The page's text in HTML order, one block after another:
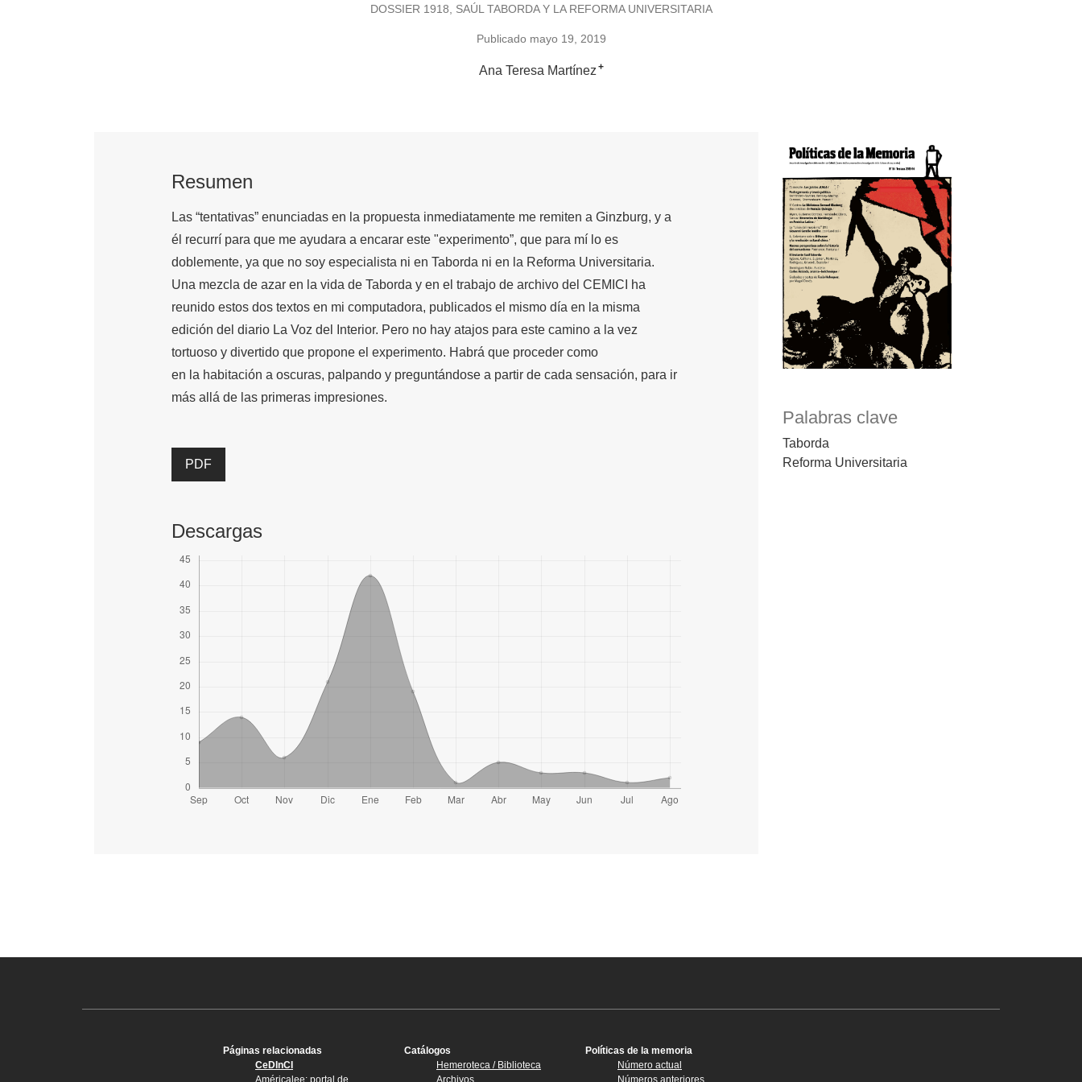
DOSSIER 1918, SAÚL TABORDA Y LA REFORMA UNIVERSITARIA
Publicado mayo 19, 2019
Ana Teresa Martínez +
Palabras clave
Taborda
Reforma Universitaria
Resumen
Las “tentativas” enunciadas en la propuesta inmediatamente me remiten a Ginzburg, y a
él recurrí para que me ayudara a encarar este "experimento”, que para mí lo es
doblemente, ya que no soy especialista ni en Taborda ni en la Reforma Universitaria.
Una mezcla de azar en la vida de Taborda y en el trabajo de archivo del CEMICI ha
reunido estos dos textos en mi computadora, publicados el mismo día en la misma
edición del diario La Voz del Interior. Pero no hay atajos para este camino a la vez
tortuoso y divertido que propone el experimento. Habrá que proceder como
en la habitación a oscuras, palpando y preguntándose a partir de cada sensación, para ir
más allá de las primeras impresiones.
PDF
Descargas
Páginas relacionadas
CeDInCI
Catálogos
Hemeroteca / Biblioteca
Políticas de la memoria
Número actual